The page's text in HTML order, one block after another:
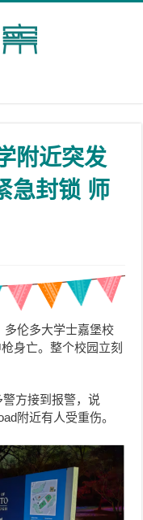
附近突发
急封锁 师
多伦多大学士嘉堡校
身亡。整个校园立刻
方接到报警，说
附近有人受重伤。